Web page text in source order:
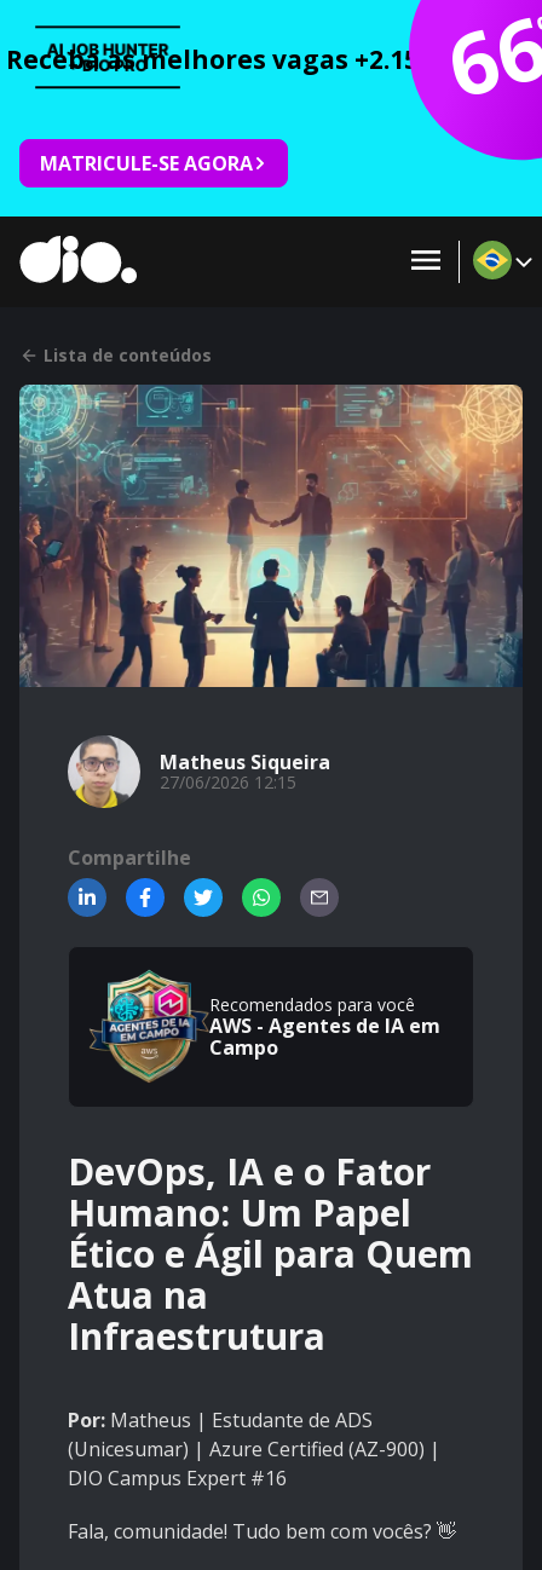
Receba as melhores vagas +2.150 cursos
MATRICULE-SE AGORA
Lista de conteúdos
Matheus Siqueira
27/06/2026 12:15
Compartilhe
Recomendados para você
AWS - Agentes de IA em
Campo
DevOps, IA e o Fator
Humano: Um Papel
Ético e Ágil para Quem
Atua na
Infraestrutura
Por: Matheus | Estudante de ADS
(Unicesumar) | Azure Certified (AZ-900) |
DIO Campus Expert #16
Fala, comunidade! Tudo bem com vocês? 👋